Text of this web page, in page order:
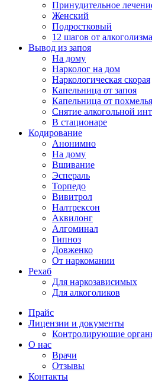
Принудительное
Женский
Подростковый
12 шагов от алкоголизма
Вывод из запоя
На дому
Нарколог на дом
Наркологическая скорая
Капельница от запоя
Капельница от похмелья
Снятие алкогольной
В стационаре
Кодирование
Анонимно
На дому
Вшивание
Эспераль
Торпедо
Вивитрол
Налтрексон
Аквилонг
Алгоминал
Гипноз
Довженко
От наркомании
Рехаб
Для наркозависимых
Для алкоголиков
Прайс
Лицензии и документы
Контролирующие
О нас
Врачи
Отзывы
Контакты